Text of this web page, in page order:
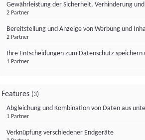
Gewährleistung der Sicherheit, Verhinderung
2 Partner
Bereitstellung und Anzeige von Werbung und
2 Partner
Ihre Entscheidungen zum Datenschutz
1 Partner
Features (3)
Abgleichung und Kombination von Daten aus
1 Partner
Verknüpfung verschiedener Endgeräte